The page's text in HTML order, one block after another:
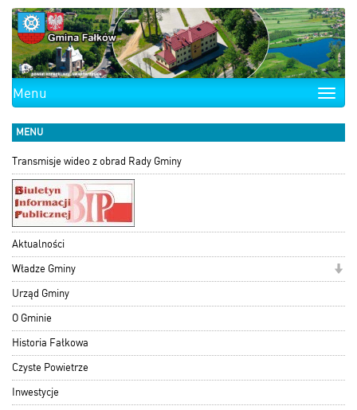
Toggle
Menu
MENU
Transmisje wideo z obrad Rady Gminy
Aktualności
Władze Gminy
Urząd Gminy
O Gminie
Historia Fałkowa
Czyste Powietrze
Inwestycje